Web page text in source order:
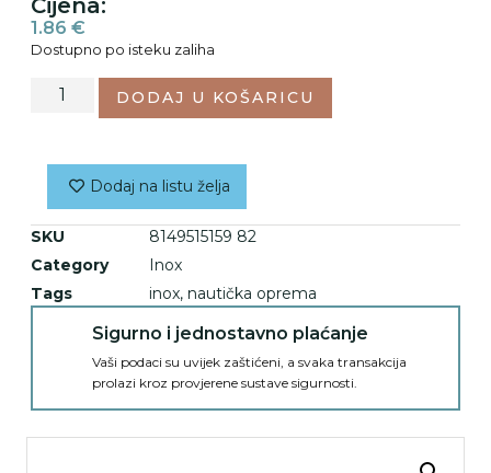
Cijena:
1.86 €
Dostupno po isteku zaliha
DODAJ U KOŠARICU
Dodaj na listu želja
SKU
8149515159 82
Category
Inox
Tags
inox, nautička oprema
Sigurno i jednostavno plaćanje
Vaši podaci su uvijek zaštićeni, a svaka transakcija
prolazi kroz provjerene sustave sigurnosti.